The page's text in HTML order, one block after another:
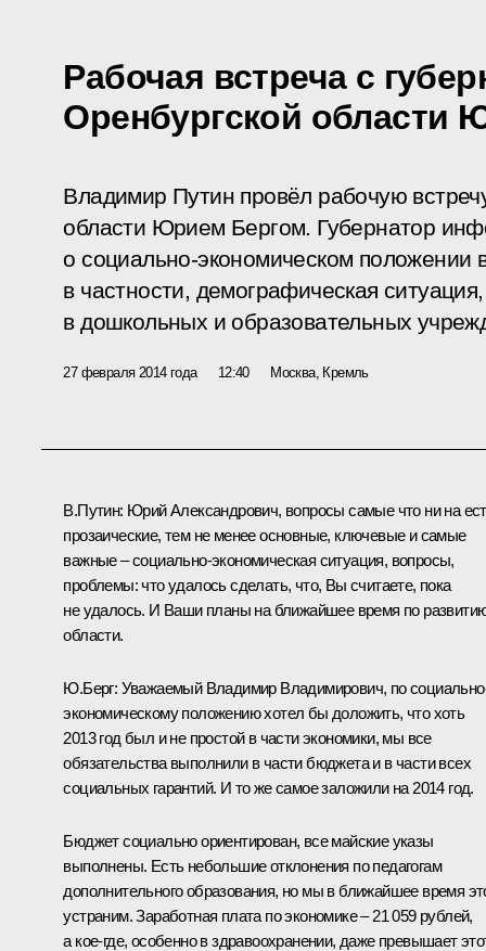
Рабочая встреча с
Оренбургской области
Владимир Путин провёл рабочую
области Юрием Бергом. Губернатор
о социально-экономическом положении
в частности, демографическая
в дошкольных и образовательных
27 февраля 2014 года 12:40 Москва, Кремль
В.Путин: Юрий Александрович, вопросы самые что ни на
прозаические, тем не менее основные, ключевые и самые
важные – социально-экономическая ситуация, вопросы,
проблемы: что удалось сделать, что, Вы считаете, пока
не удалось. И Ваши планы на ближайшее время по
области.
Ю.Берг: Уважаемый Владимир Владимирович, по
экономическому положению хотел бы доложить, что хоть
2013 год был и не простой в части экономики, мы все
обязательства выполнили в части бюджета и в части всех
социальных гарантий. И то же самое заложили на 2014 год.
Бюджет социально ориентирован, все майские указы
выполнены. Есть небольшие отклонения по педагогам
дополнительного образования, но мы в ближайшее время
устраним. Заработная плата по экономике – 21 059 рублей,
а кое‑где, особенно в здравоохранении, даже превышает